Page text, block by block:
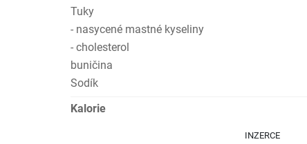
Tuky
- nasycené mastné kyseliny
- cholesterol
buničina
Sodík
Kalorie
INZERCE